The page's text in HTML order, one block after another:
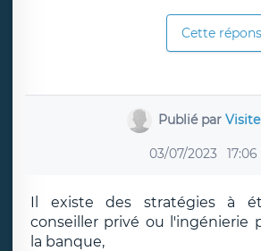
Cette
Publié par
03/07/2023 17:06
Il existe des stratégies à
conseiller privé ou l'ingénierie
la banque,